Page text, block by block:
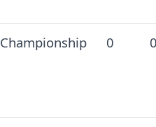
Championship 0